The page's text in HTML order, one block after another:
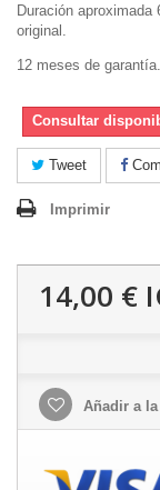
Duración aproximada
original.
12 meses de garantía.
Consultar
Tweet
Imprimir
14,00 €
Añadir a